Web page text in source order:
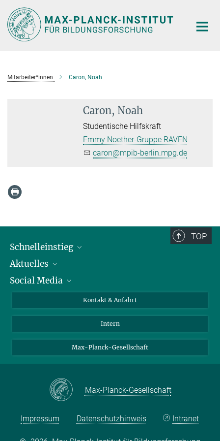
Hauptinhalt
Mitarbeiter*innen Caron, Noah
Caron, Noah
Studentische Hilfskraft
Emmy Noether-Gruppe RAVEN
caron@mpib-berlin.mpg.de
TOP
Schnelleinstieg
Personen
Pressebereich
Aktuelles
Stellenangebote
Social Media
LinkedIn
Kontakt & Anfahrt
Intern
Max-Planck-Gesellschaft
Max-Planck-Gesellschaft
Impressum Datenschutzhinweis Intranet